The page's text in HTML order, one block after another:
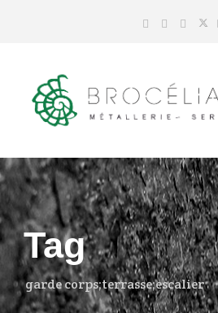
Tag
garde corps;terrasse;escalier